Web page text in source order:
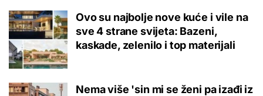
Ovo su najbolje nove kuće i vile na
sve 4 strane svijeta: Bazeni,
kaskade, zelenilo i top materijali
Nema više 'sin mi se ženi pa izađi iz